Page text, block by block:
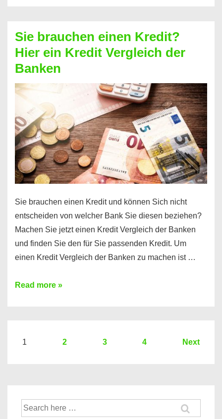
Summe
Geld?
Hier
einen
10000
Euro
Kredit
finden
Sie brauchen einen Kredit?
Hier ein Kredit Vergleich der
Banken
Sie brauchen einen Kredit und können Sich nicht
entscheiden von welcher Bank Sie diesen beziehen?
Machen Sie jetzt einen Kredit Vergleich der Banken
und finden Sie den für Sie passenden Kredit. Um
einen Kredit Vergleich der Banken zu machen ist …
Sie
Hier
Banken
Read more »
Seitennummerierung
1 2 3 4 Next
Suche
nach: